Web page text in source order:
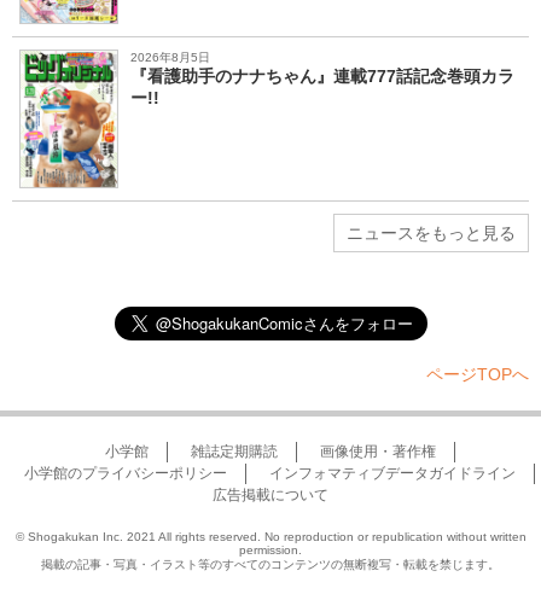
2026年8月5日
『看護助手のナナちゃん』連載777話記念巻頭カラ
ー!!
ニュースをもっと見る
ページTOPへ
小学館 雑誌定期購読
画像使用・著作権
小学館のプライバシーポリシー
インフォマティブデータガイドライン
広告掲載について
© Shogakukan Inc. 2021 All rights reserved. No reproduction or republication without written
permission.
掲載の記事・写真・イラスト等のすべてのコンテンツの無断複写・転載を禁じます。